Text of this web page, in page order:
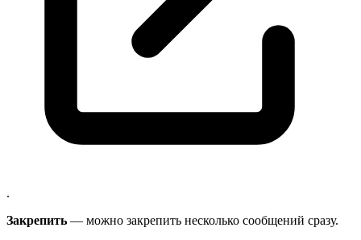
.
Закрепить — можно закрепить несколько сообщений сразу.